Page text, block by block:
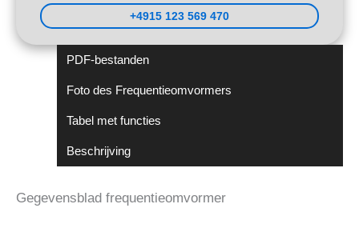
+4915 123 569 470
PDF-bestanden
Foto des Frequentieomvormers
Tabel met functies
Beschrijving
Gegevensblad frequentieomvormer